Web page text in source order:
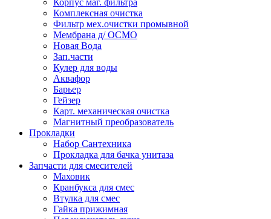
Комплексная очистка
Фильтр мех.очистки промывной
Мембрана д/ ОСМО
Новая Вода
Зап.части
Кулер для воды
Аквафор
Барьер
Гейзер
Карт. механическая очистка
Магнитный преобразователь
Прокладки
Набор Сантехника
Прокладка для бачка унитаза
Запчасти для смесителей
Маховик
Кранбукса для смес
Втулка для смес
Гайка прижимная